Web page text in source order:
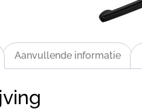
Aanvullende informatie